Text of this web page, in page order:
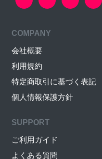
COMPANY
会社概要
利用規約
特定商取引に基づく表記
個人情報保護方針
SUPPORT
ご利用ガイド
よくある質問